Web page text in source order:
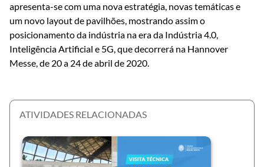
apresenta-se com uma nova estratégia, novas temáticas e
um novo layout de pavilhões, mostrando assim o
posicionamento da indústria na era da Indústria 4.0,
Inteligência Artificial e 5G, que decorrerá na Hannover
Messe, de 20 a 24 de abril de 2020.
ATIVIDADES RELACIONADAS